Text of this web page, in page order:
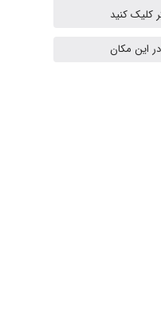
کلیک کنید
این مکان